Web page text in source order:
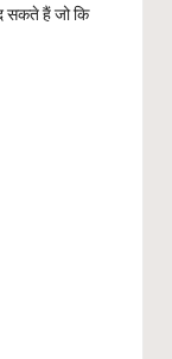
सकते हैं जो कि